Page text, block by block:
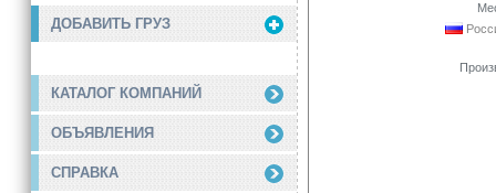
ДОБАВИТЬ ГРУЗ
КАТАЛОГ КОМПАНИЙ
ОБЪЯВЛЕНИЯ
СПРАВКА